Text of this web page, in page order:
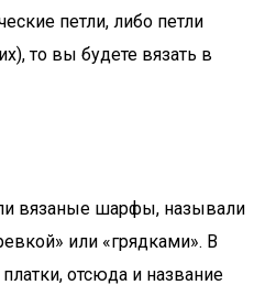
петли, либо петли
то вы будете вязать в
вязаные шарфы, называли
или «грядками». В
отсюда и название